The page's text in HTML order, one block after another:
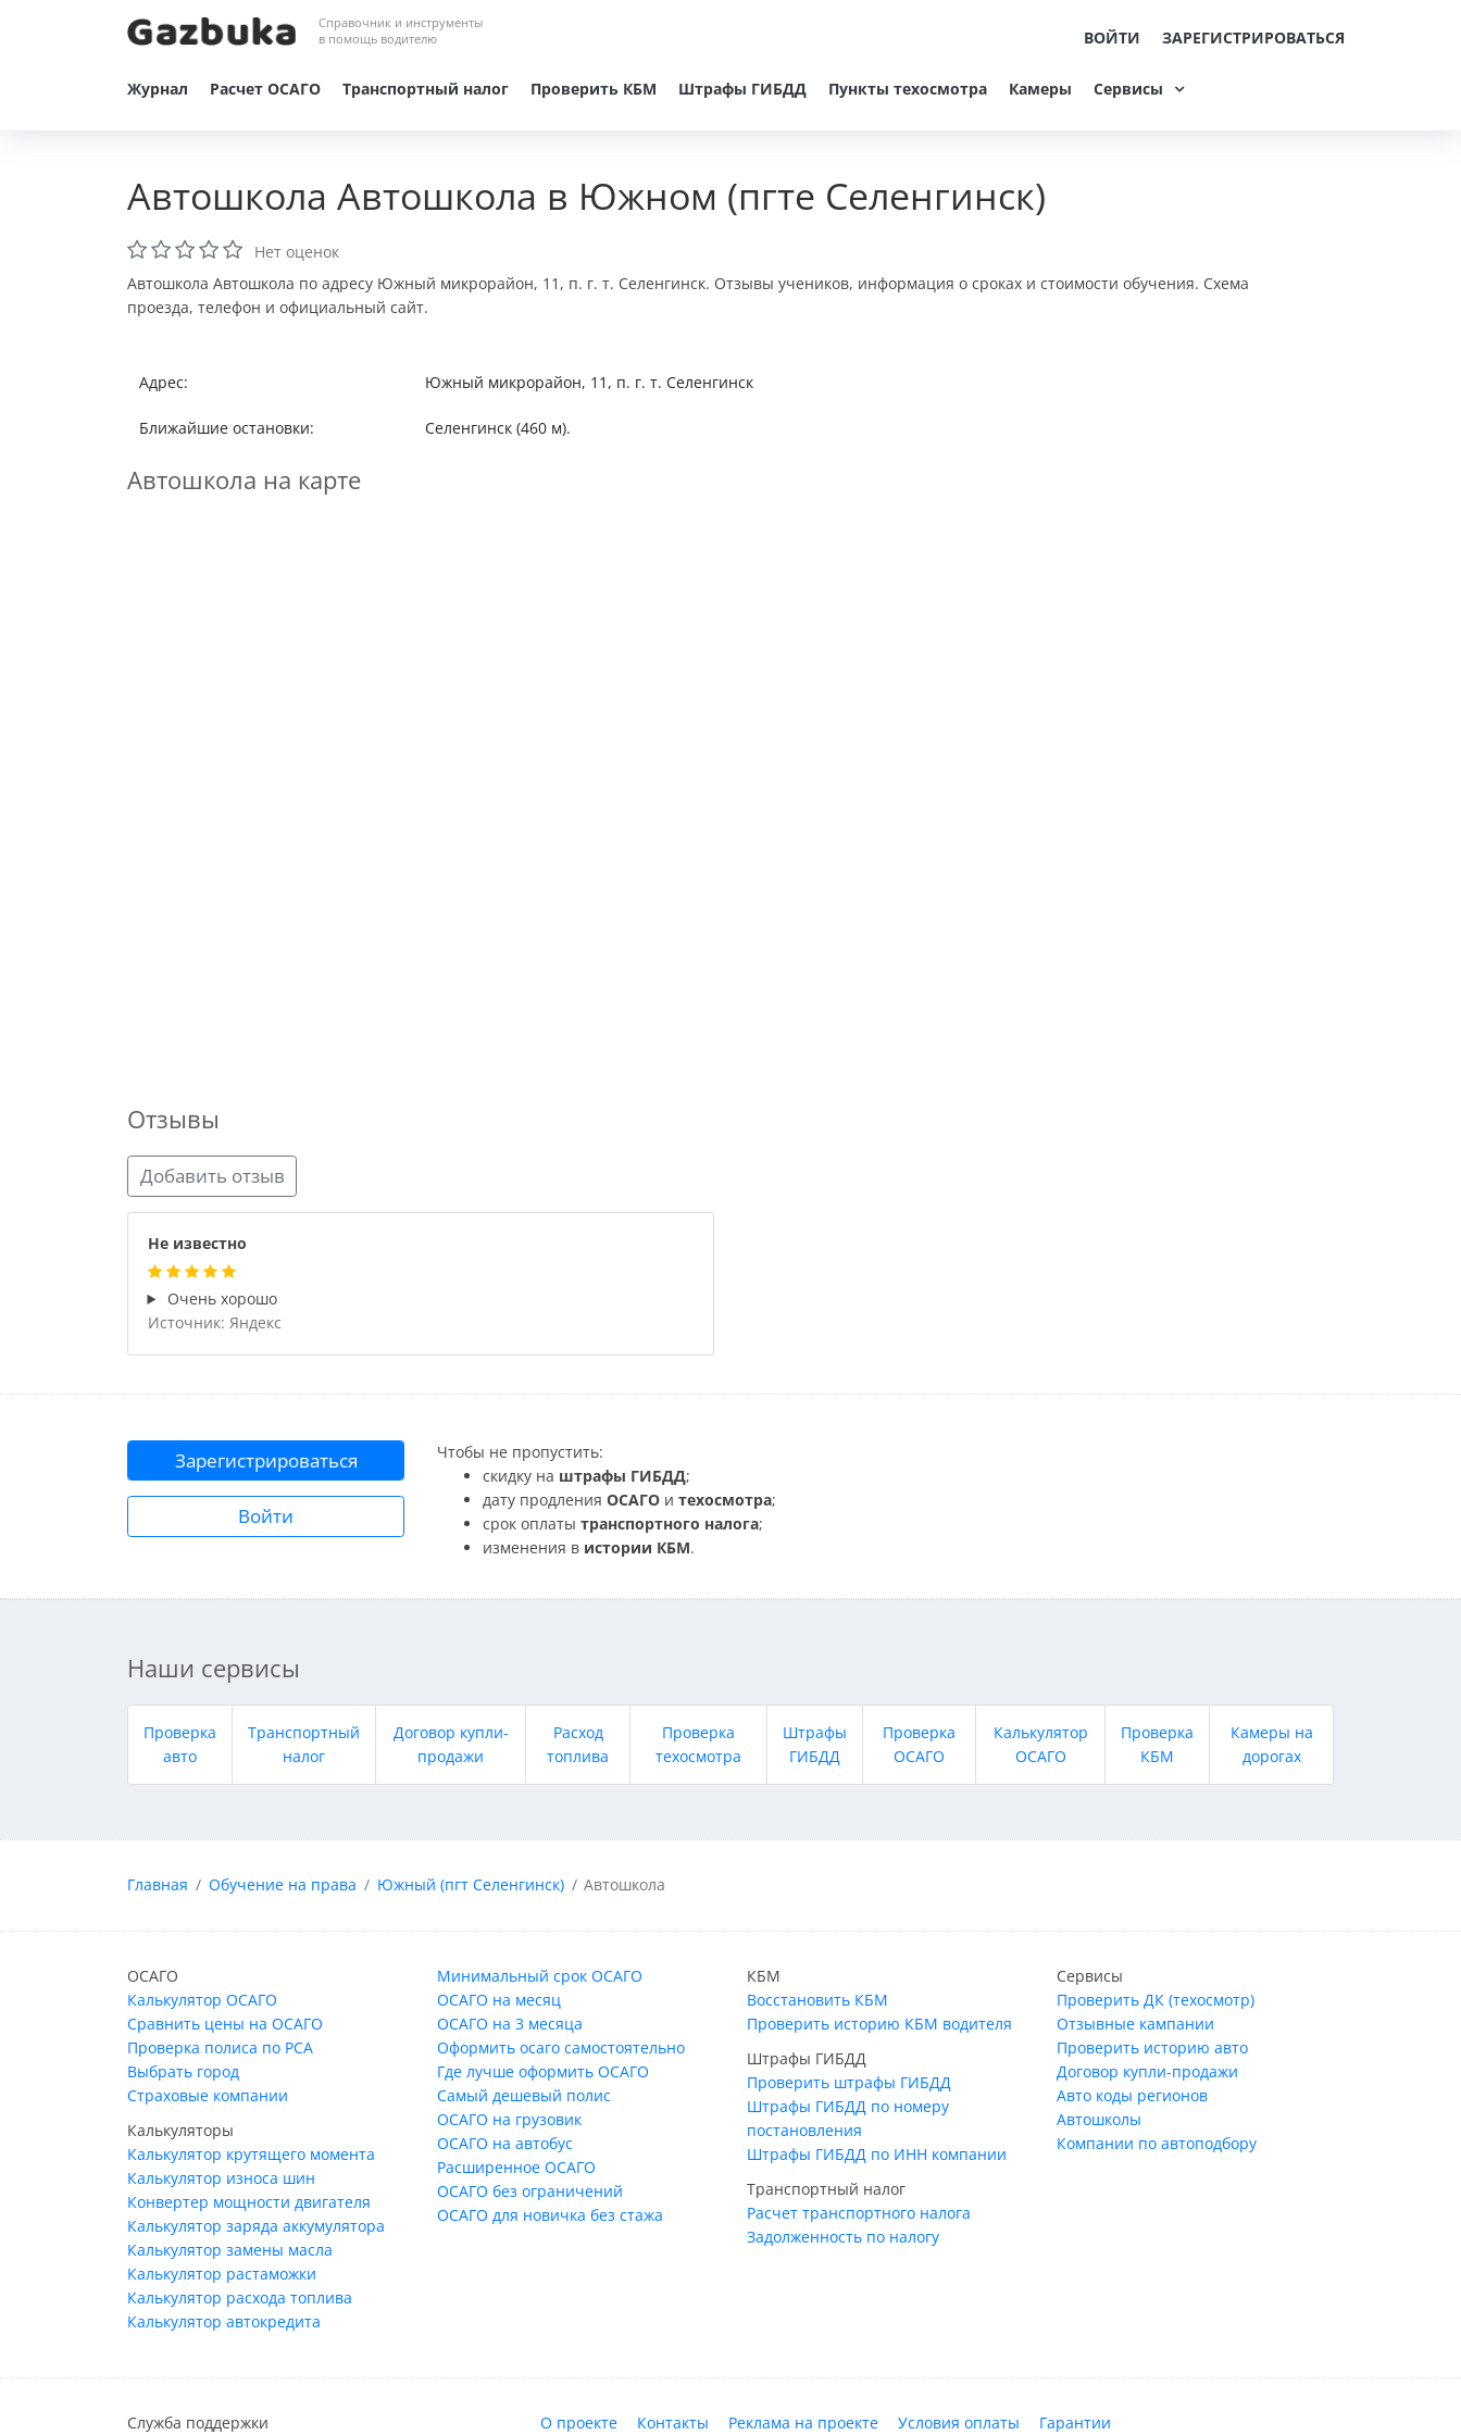
Справочник и инструменты
в помощь водителю
ВОЙТИ ЗАРЕГИСТРИРОВАТЬСЯ
Журнал Расчет ОСАГО Транспортный налог Проверить КБМ Штрафы ГИБДД Пункты техосмотра Камеры Сервисы
Автошкола Автошкола в Южном (пгте Селенгинск)
Нет оценок
Автошкола Автошкола по адресу Южный микрорайон, 11, п. г. т. Селенгинск. Отзывы учеников, информация о сроках и стоимости обучения. Схема
проезда, телефон и официальный сайт.
Адрес: Южный микрорайон, 11, п. г. т. Селенгинск
Ближайшие остановки: Селенгинск (460 м).
Автошкола на карте
Отзывы
Добавить отзыв
Не известно
Очень хорошо
Источник: Яндекс
Зарегистрироваться
Войти
Чтобы не пропустить:
скидку на штрафы ГИБДД;
дату продления ОСАГО и техосмотра;
срок оплаты транспортного налога;
изменения в истории КБМ.
Наши сервисы
Проверка
авто
Транспортный
налог
Договор купли-
продажи
Расход
топлива
Проверка
техосмотра
Штрафы
ГИБДД
Проверка
ОСАГО
Калькулятор
ОСАГО
Проверка
КБМ
Камеры на
дорогах
Главная Обучение на права Южный (пгт Селенгинск) Автошкола
ОСАГО
Калькулятор ОСАГО
Сравнить цены на ОСАГО
Проверка полиса по РСА
Выбрать город
Страховые компании
Калькуляторы
Калькулятор крутящего момента
Калькулятор износа шин
Конвертер мощности двигателя
Калькулятор заряда аккумулятора
Калькулятор замены масла
Калькулятор растаможки
Калькулятор расхода топлива
Калькулятор автокредита
Минимальный срок ОСАГО
ОСАГО на месяц
ОСАГО на 3 месяца
Оформить осаго самостоятельно
Где лучше оформить ОСАГО
Самый дешевый полис
ОСАГО на грузовик
ОСАГО на автобус
Расширенное ОСАГО
ОСАГО без ограничений
ОСАГО для новичка без стажа
КБМ
Восстановить КБМ
Проверить историю КБМ водителя
Штрафы ГИБДД
Проверить штрафы ГИБДД
Штрафы ГИБДД по номеру
постановления
Штрафы ГИБДД по ИНН компании
Транспортный налог
Расчет транспортного налога
Задолженность по налогу
Сервисы
Проверить ДК (техосмотр)
Отзывные кампании
Проверить историю авто
Договор купли-продажи
Авто коды регионов
Автошколы
Компании по автоподбору
Служба поддержки О проекте Контакты Реклама на проекте Условия оплаты Гарантии